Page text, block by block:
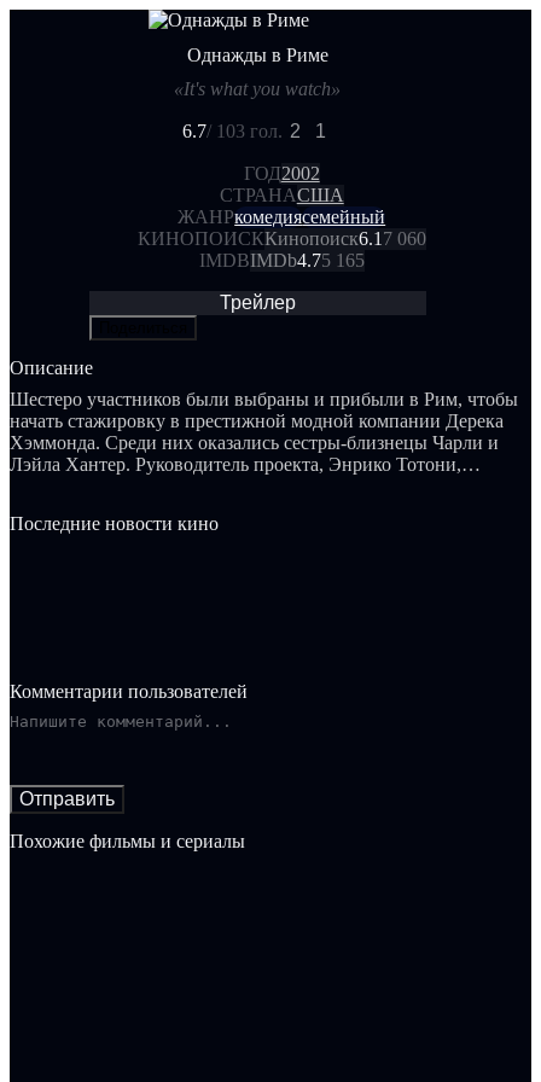
Однажды в Риме
«It's what you watch»
6.7/ 103 гол. 2 1
ГОД2002
СТРАНАСША
ЖАНРкомедиясемейный
КИНОПОИСККинопоиск6.17 060
IMDBIMDb4.75 165
Трейлер
Описание
Шестеро участников были выбраны и прибыли в Рим, чтобы
начать стажировку в престижной модной компании Дерека
Хэммонда. Среди них оказались сестры-близнецы Чарли и
Лэйла Хантер. Руководитель проекта, Энрико Тотони,
ассистентов известного дизайнера...
Последние новости кино
Комментарии пользователей
Отправить
Похожие фильмы и сериалы